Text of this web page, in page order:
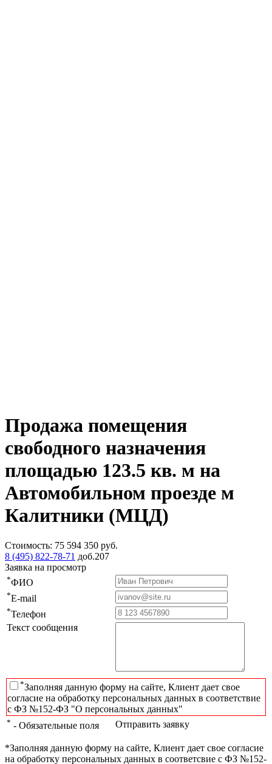
Продажа помещения
свободного назначения
площадью 123.5 кв. м на
Автомобильном проезде м
Калитники (МЦД)
Стоимость: 75 594 350 руб.
8 (495) 822-78-71 доб.207
Заявка на просмотр
*ФИО
*E-mail
*Телефон
Текст сообщения
*Заполняя данную форму на сайте, Клиент дает свое
согласие на обработку персональных данных в соответствие
с ФЗ №152-ФЗ "О персональных данных"
* - Обязательные поля Отправить заявку
*Заполняя данную форму на сайте, Клиент дает свое согласие
на обработку персональных данных в соответсвие с ФЗ №152-